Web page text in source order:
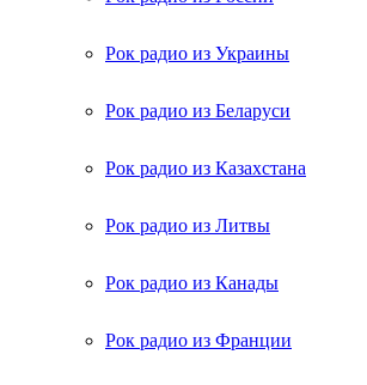
Рок радио из Украины
Рок радио из Беларуси
Рок радио из Казахстана
Рок радио из Литвы
Рок радио из Канады
Рок радио из Франции